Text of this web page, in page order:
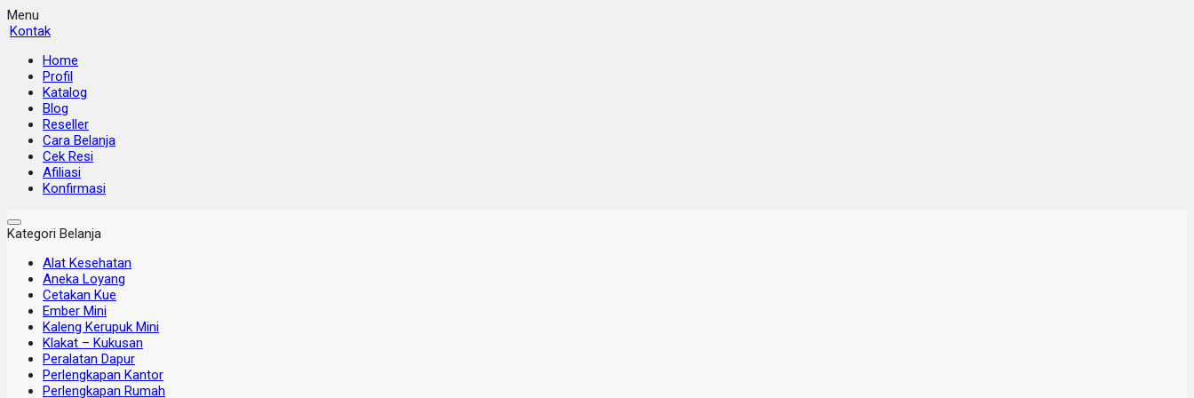
Menu
Kontak
Home
Profil
Katalog
Blog
Reseller
Cara Belanja
Cek Resi
Afiliasi
Konfirmasi
Kategori Belanja
Alat Kesehatan
Aneka Loyang
Cetakan Kue
Ember Mini
Kaleng Kerupuk Mini
Klakat – Kukusan
Peralatan Dapur
Perlengkapan Kantor
Perlengkapan Rumah